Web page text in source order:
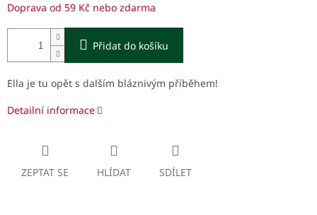
Doprava od 59 Kč nebo zdarma
Přidat do košíku
Ella je tu opět s dalším bláznivým příběhem!
Detailní informace
ZEPTAT SE HLÍDAT SDÍLET